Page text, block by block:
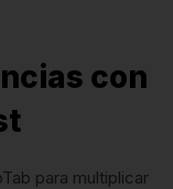
con
para multiplicar